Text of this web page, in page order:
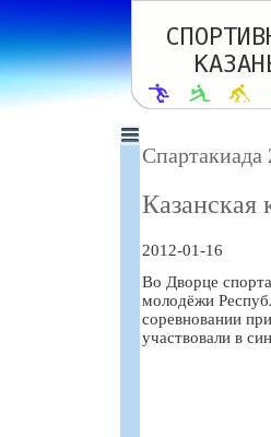
Спартакиада
Казанская
2012-01-16
Во Дворце
молодёжи
соревновании
участвовали в